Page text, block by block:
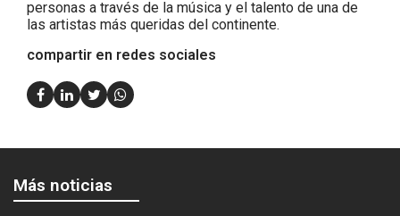
personas a través de la música y el talento de una de
las artistas más queridas del continente.
compartir en redes sociales
Más noticias